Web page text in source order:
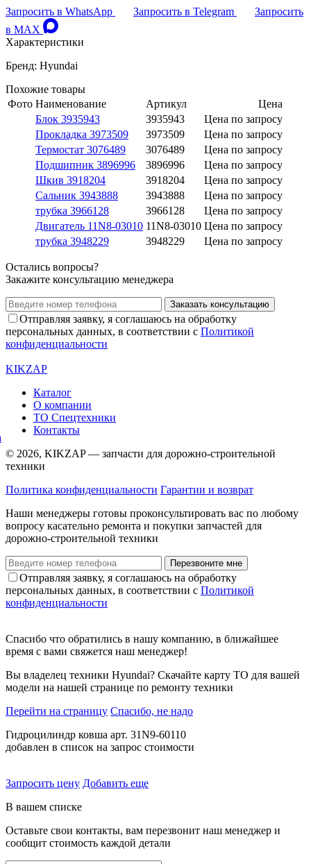
Запросить в WhatsApp
Запросить в Telegram
Запросить
в MAX
Характеристики
Бренд: Hyundai
Похожие товары
Фото Наименование Артикул
Цена
Блок 3935943
3935943
Цена по запросу
Прокладка 3973509
3973509
Цена по запросу
Термостат 3076489
3076489
Цена по запросу
Подшипник 3896996
3896996
Цена по запросу
Шкив 3918204
3918204
Цена по запросу
Сальник 3943888
3943888
Цена по запросу
трубка 3966128
3966128
Цена по запросу
Двигатель 11N8-03010 11N8-03010 Цена по запросу
трубка 3948229
3948229 Цена по запросу
Остались вопросы?
Закажите консультацию менеджера
Заказать консультацию
Отправляя заявку, я соглашаюсь на обработку
персональных данных, в соответствии с Политикой
конфиденциальности
KIKZAP
Каталог
О компании
ТО Спецтехники
Контакты
© 2026, KIKZAP — запчасти для дорожно-строительной
техники
Политика конфиденциальности Гарантии и возврат
Наши менеджеры готовы проконсультировать вас по любому
вопросу касательно ремонта и покупки запчастей для
дорожно-строительной техники
Перезвоните мне
Отправляя заявку, я соглашаюсь на обработку
персональных данных, в соответствии с Политикой
конфиденциальности
Спасибо что обратились в нашу компанию, в ближайшее
время с вами свяжется наш менеджер!
Вы владелец техники Hyundai? Скачайте карту ТО для вашей
модели на нашей странице по ремонту техники
Перейти на страницу Спасибо, не надо
Гидроцилиндр ковша арт. 31N9-60110
добавлен в список на запрос стоимости
Запросить цену Добавить еще
В вашем списке
Оставьте свои контакты, вам перезвонит наш менеджер и
сообщит стоимость каждой детали